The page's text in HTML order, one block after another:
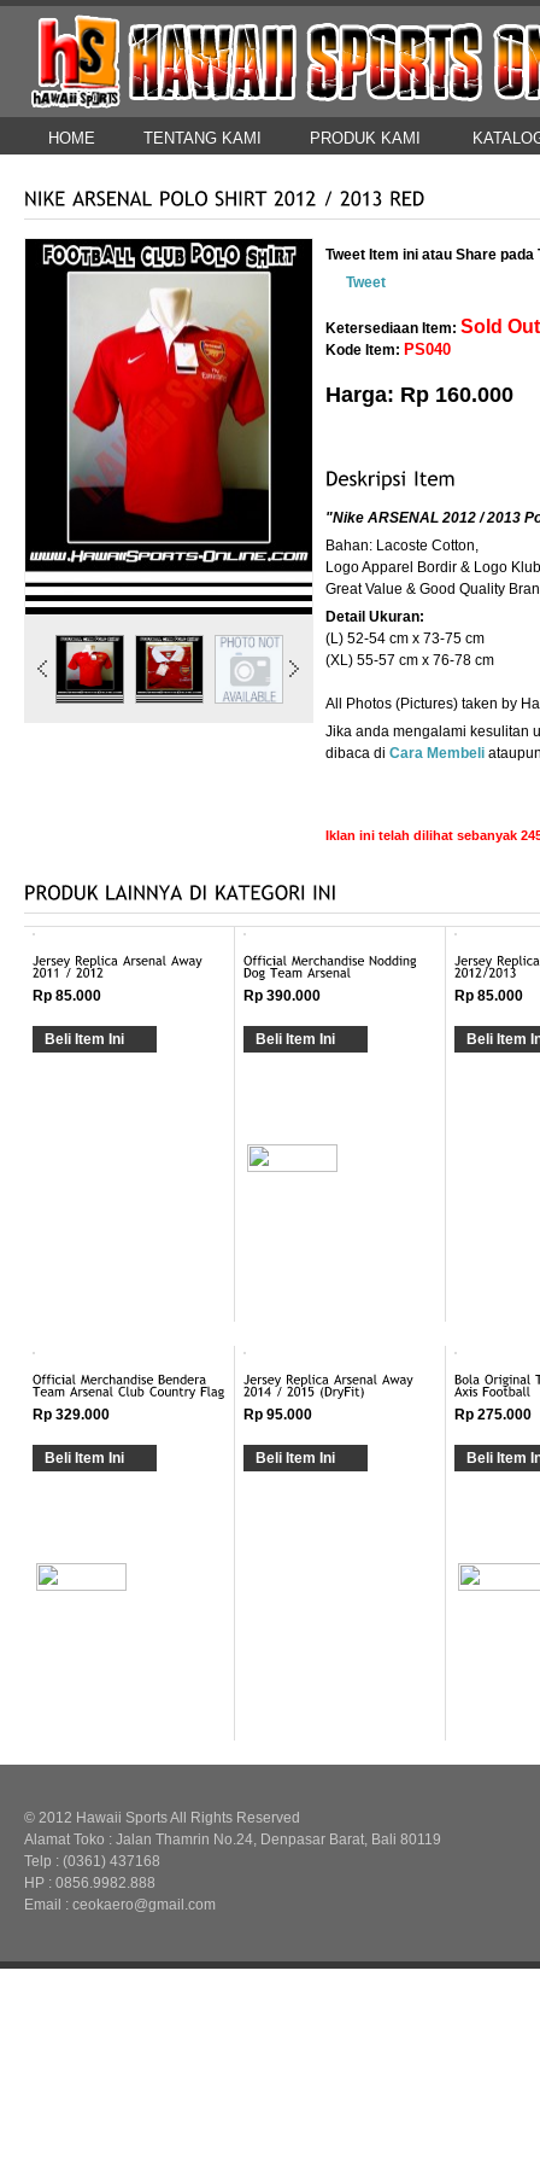
HOME TENTANG KAMI PRODUK KAMI
Tweet Item ini atau Share pada
Tweet
Ketersediaan Item: Sold
Kode Item: PS040
Harga: Rp 160.000
"Nike ARSENAL 2012 / 2013
Bahan: Lacoste Cotton,
Logo Apparel Bordir & Logo
Great Value & Good Quality
Detail Ukuran:
(L) 52-54 cm x 73-75 cm
(XL) 55-57 cm x 76-78 cm
All Photos (Pictures) taken by
Jika anda mengalami kesulitan
dibaca di Cara Membeli
Iklan ini telah dilihat sebanyak
Rp 85.000
Beli Item Ini
Rp 390.000
Beli Item Ini
Rp 85.000
Beli Item
Rp 329.000
Beli Item Ini
Rp 95.000
Beli Item Ini
Rp 275.000
Beli Item
© 2012 Hawaii Sports All Rights Reserved
Alamat Toko : Jalan Thamrin No.24, Denpasar Barat, Bali 80119
Telp : (0361) 437168
HP : 0856.9982.888
Email : ceokaero@gmail.com